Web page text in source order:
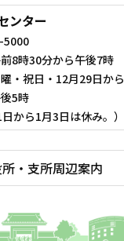
ンター
5000
8時30分から午後7時
・祝日・12月29日か
5時
から1月3日は休み。）
・支所周辺案内